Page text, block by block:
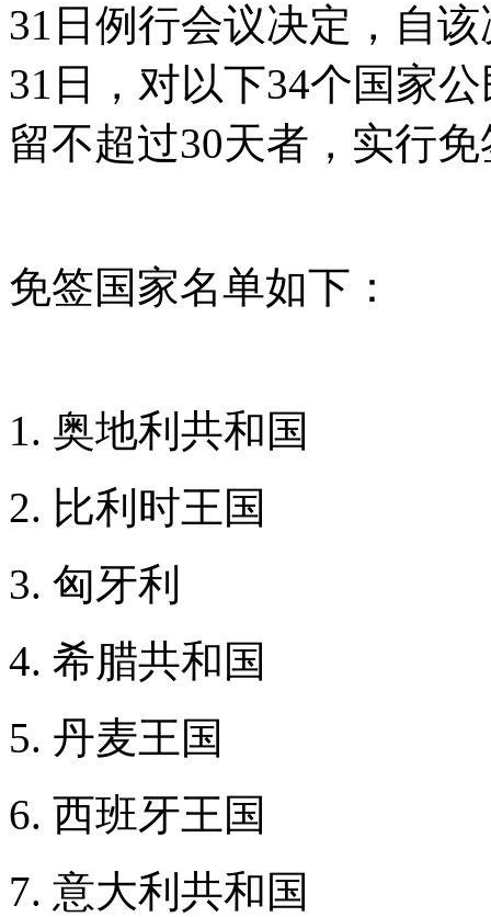
31日例行会议决定，自
31日，对以下34个国家
留不超过30天者，实行
免签国家名单如下：
1. 奥地利共和国
2. 比利时王国
3. 匈牙利
4. 希腊共和国
5. 丹麦王国
6. 西班牙王国
7. 意大利共和国